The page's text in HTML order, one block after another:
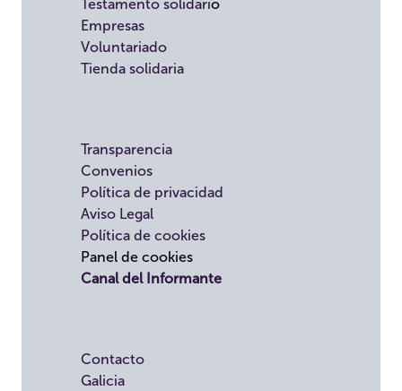
Transparencia
Convenios
Política de privacidad
Aviso Legal
Política de cookies
Panel de cookies
Canal del Informante
Contacto
Galicia
Testamento solidario
Empresas
Voluntariado
Tienda solidaria